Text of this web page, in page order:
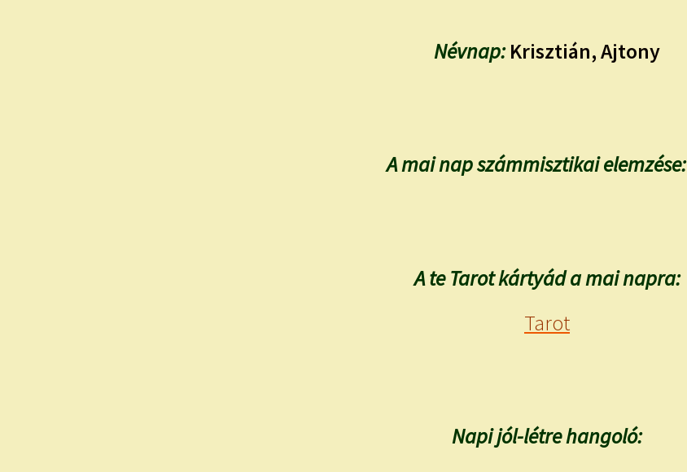
Névnap:Krisztián, Ajtony
A mai nap számmisztikai elemzése:
A te Tarot kártyád a mai napra:
Tarot
Napi jól-létre hangoló: